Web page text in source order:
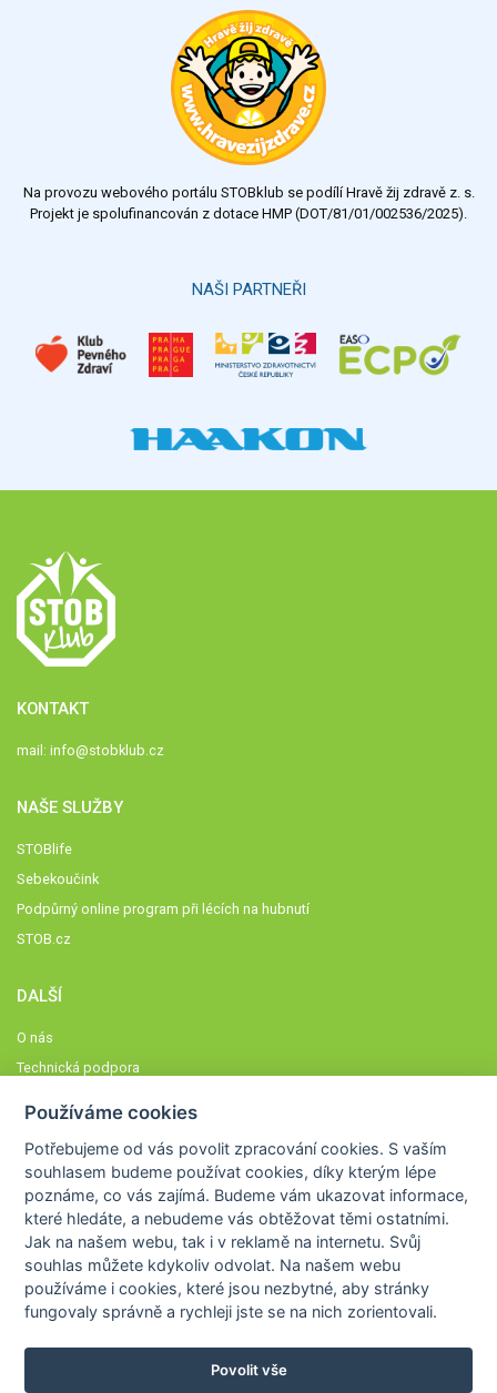
Na provozu webového portálu STOBklub se podílí Hravě žij zdravě z. s.
Projekt je spolufinancován z dotace HMP (DOT/81/01/002536/2025).
NAŠI PARTNEŘI
KONTAKT
mail: info@stobklub.cz
NAŠE SLUŽBY
STOBlife
Sebekoučink
Podpůrný online program při lécích na hubnutí
STOB.cz
DALŠÍ
O nás
Technická podpora
Členové STOBklubu
Zásady nakládání s osobními údaji
Otestujte se
Spočítejte si
Výzva 52
Používáme cookies
Potřebujeme od vás povolit zpracování cookies. S vaším
souhlasem budeme používat cookies, díky kterým lépe
poznáme,co vás zajímá. Budeme vám ukazovat informace,
které hledáte, a nebudeme vás obtěžovat těmi ostatními.
Jak na našem webu, tak i v reklamě na internetu. Svůj
souhlas můžete kdykoliv odvolat. Na našem webu
používáme i cookies, které jsou nezbytné, aby stránky
fungovaly správně a rychleji jste se na nich zorientovali.
Povolit vše